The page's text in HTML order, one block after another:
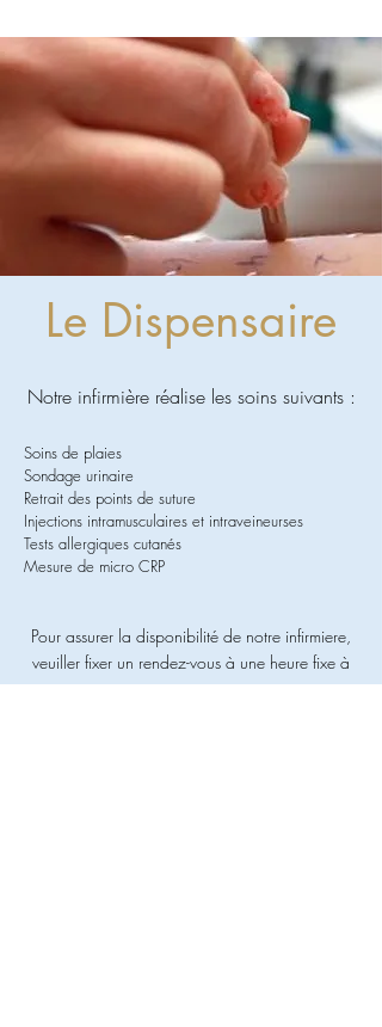
Le Dispensaire
Notre infirmière réalise les soins suivants :
Soins de plaies
Sondage urinaire
Retrait des points de suture
Injections intramusculaires et intraveineurses
Tests allergiques cutanés
Mesure de micro CRP
Pour assurer la disponibilité de notre infirmiere,
veuiller fixer un rendez-vous à une heure fixe à
notre centre